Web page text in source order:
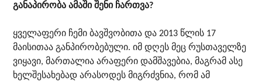
განაპირობა ამაში შენი ჩართვა?
ყველაფერი ჩემი ბავშვობითა და 2013 წლის 17
მაისითაა განპირობებული. იმ დღეს მეც რუსთაველზე
ვიყავი, მართალია არაფერი დამშავებია, მაგრამ ასე
ხელშესახებად არასოდეს მიგრძვნია, რომ ამ